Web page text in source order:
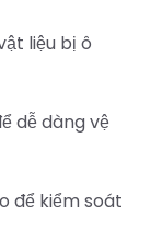
liệu bị ô
dễ dàng vệ
để kiểm soát